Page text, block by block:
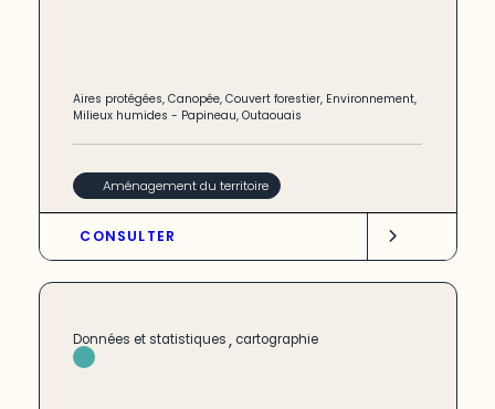
Aires protégées,Canopée,Couvert forestier, Environnement,
Milieux humides - Papineau,Outaouais
Aménagement du territoire
CONSULTER
Données et statistiques, cartographie